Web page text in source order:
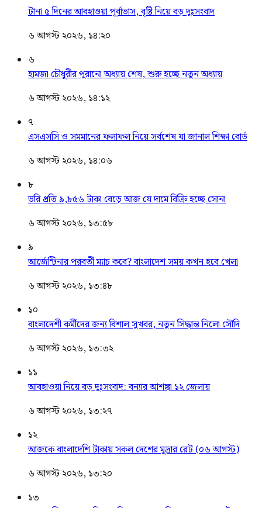
টানা ৫ দিনের আবহাওয়া পূর্বাভাস, বৃষ্টি নিয়ে বড় দুঃসংবাদ
৬ আগস্ট ২০২৬, ১৪:২০
৬
হামজা চৌধুরীর পুরানো অধ্যায় শেষ, শুরু হচ্ছে নতুন অধ্যায়
৬ আগস্ট ২০২৬, ১৪:১২
৭
এসএসসি ও সমমানের ফলাফল নিয়ে সর্বশেষ যা জানাল শিক্ষা বোর্ড
৬ আগস্ট ২০২৬, ১৪:০৬
৮
ভরি প্রতি ৯,৮৫৬ টাকা বেড়ে আজ যে দামে বিক্রি হচ্ছে সোনা
৬ আগস্ট ২০২৬, ১৩:৫৮
৯
আর্জেন্টিনার পরবর্তী ম্যাচ কবে? বাংলাদেশ সময় কখন হবে খেলা
৬ আগস্ট ২০২৬, ১৩:৪৮
১০
বাংলাদেশী কর্মীদের জন্য বিশাল সুখবর, নতুন সিদ্ধান্ত নিলো সৌদি
৬ আগস্ট ২০২৬, ১৩:৩২
১১
আবহাওয়া নিয়ে বড় দুঃসংবাদ: বন্যার আশঙ্কা ১২ জেলায়
৬ আগস্ট ২০২৬, ১৩:২৭
১২
আজকে বাংলাদেশি টাকায় সকল দেশের মুদ্রার রেট (০৬ আগস্ট)
৬ আগস্ট ২০২৬, ১৩:২০
১৩